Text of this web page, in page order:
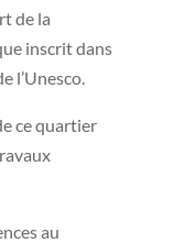
de la
inscrit dans
l’Unesco.
ce quartier
au